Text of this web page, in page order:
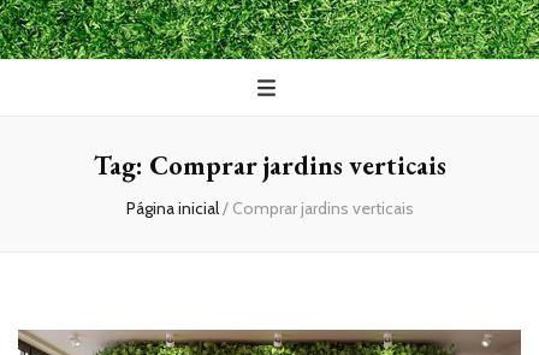
Maxx Gramas
Blog
Tag: Comprar jardins verticais
Página inicial/ Comprar jardins verticais